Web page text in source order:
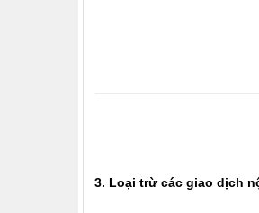
3. Loại trừ các giao dịch